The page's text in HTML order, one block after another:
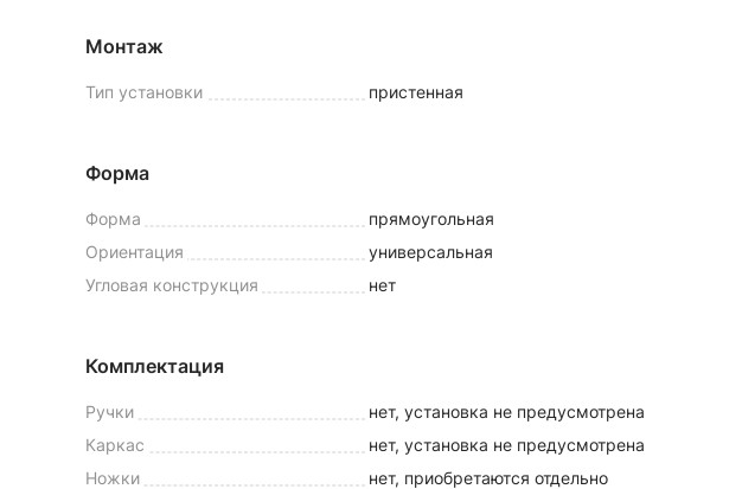
Монтаж
Тип установки пристенная
Форма
Форма
прямоугольная
Ориентация
универсальная
Угловая конструкция
нет
Комплектация
Ручки
нет, установка не предусмотрена
Каркас
нет, установка не предусмотрена
Ножки
нет, приобретаются отдельно